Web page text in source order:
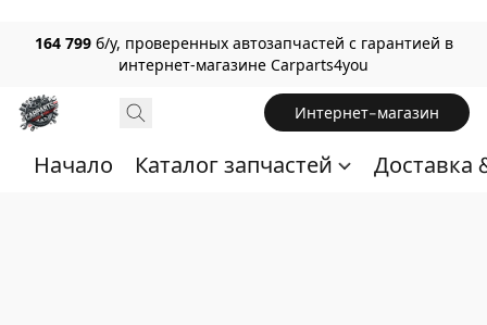
164 799 б/у, проверенных автозапчастей с гарантией в
интернет-магазине Carparts4you
Интернет-магазин
Начало Каталог запчастей Доставка